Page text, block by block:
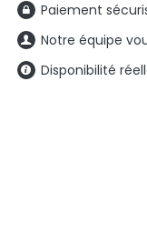
Paiement
Notre équipe
Disponibilité